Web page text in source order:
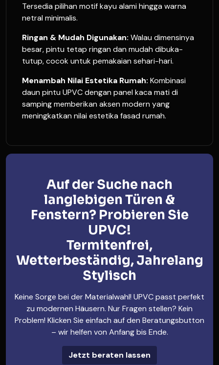
Tersedia pilihan motif kayu alami hingga warna
netral minimalis.
Ringan & Mudah Digunakan: Walau dimensinya
besar, pintu tetap ringan dan mudah dibuka-
tutup, cocok untuk pemakaian sehari-hari.
Menambah Nilai Estetika Rumah: Kombinasi
daun pintu UPVC dengan panel kaca mati di
samping memberikan aksen modern yang
meningkatkan nilai estetika fasad rumah.
Auf der Suche nach
langlebigen Türen &
Fenstern? Probieren Sie
UPVC!
Termitenfrei,
Wetterbeständig, Jahrelang
Stylisch
Keine Sorge bei der Materialwahl! UPVC passt perfekt
zu modernen Häusern. Nur Fragen stellen? Kein
Problem! Klicken Sie einfach auf den Beratungsbutton
– wir helfen von Anfang bis Ende.
Jetzt beraten lassen